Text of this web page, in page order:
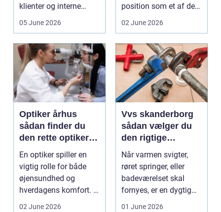
klienter og interne
arbejdsgange ét sted. I
05 June 2026
position som et af de
mest alsidige valg til
02 June 2026
Optiker århus
sådan finder du
den rette optiker i
byen
En optiker spiller en
vigtig rolle for både
øjensundhed og
hverdagens komfort. I
en by som Aarhus, h...
02 June 2026
Vvs skanderborg
sådan vælger du
den rigtige
installatør
Når varmen svigter,
røret springer, eller
badeværelset skal
fornyes, er en dygtig
VVS-installatør gu...
01 June 2026